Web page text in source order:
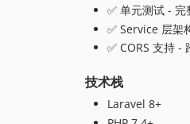
✅ 单元测试 -
✅ Service 层架
✅ CORS 支持 -
技术栈
Laravel 8+